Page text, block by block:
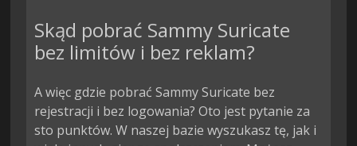
Skąd pobrać Sammy Suricate
bez limitów i bez reklam?
A więc gdzie pobrać Sammy Suricate bez
rejestracji i bez logowania? Oto jest pytanie za
sto punktów. W naszej bazie wyszukasz tę, jak i